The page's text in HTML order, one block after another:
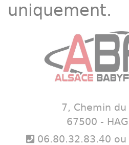
uniquement.
7, Chemin du
67500 -
06.80.32.83.40